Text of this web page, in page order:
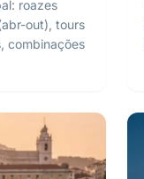
roazes
out), tours
combinações